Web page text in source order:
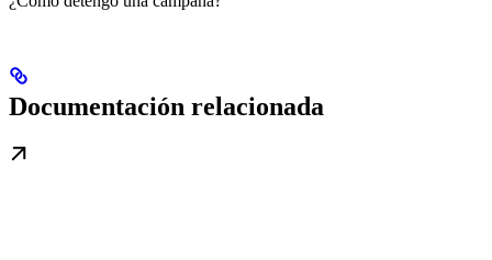
Documentación relacionada